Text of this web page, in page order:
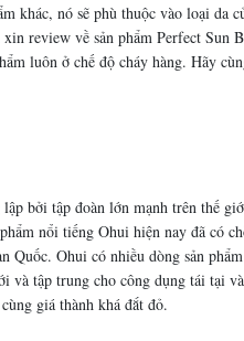
khác, nó sẽ phù thuộc vào loại da
review về sản phẩm Perfect Sun
luôn ở chế độ cháy hàng. Hãy
bởi tập đoàn lớn mạnh trên thế
nổi tiếng Ohui hiện nay đã có
Quốc. Ohui có nhiều dòng sản
và tập trung cho công dụng tái tại
giá thành khá đắt đỏ.